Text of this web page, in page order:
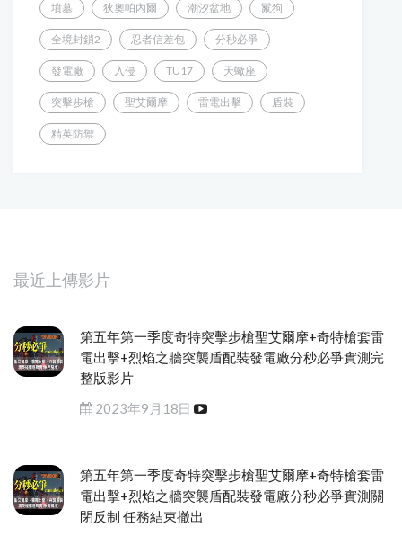
墳墓 狄奧帕內爾 潮汐盆地 鬣狗
全境封鎖2 忍者信差包 分秒必爭
發電廠 入侵 TU17 天蠍座
突擊步槍 聖艾爾摩 雷電出擊 盾裝
精英防禦
最近上傳影片
第五年第一季度奇特突擊步槍聖艾爾摩+奇特槍套雷
電出擊+烈焰之牆突襲盾配裝發電廠分秒必爭實測完
整版影片
2023年9月18日
第五年第一季度奇特突擊步槍聖艾爾摩+奇特槍套雷
電出擊+烈焰之牆突襲盾配裝發電廠分秒必爭實測關
閉反制 任務結束撤出